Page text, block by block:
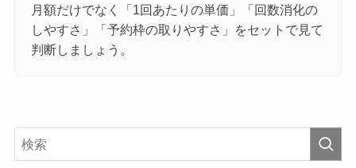
月額だけでなく「1回あたりの単価」「回数消化の
しやすさ」「予約枠の取りやすさ」をセットで見て
判断しましょう。